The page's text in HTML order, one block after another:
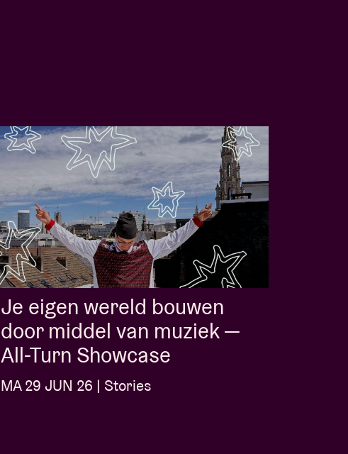
Je eigen wereld bouwen
door middel van muziek —
All-Turn Showcase
MA 29 JUN 26 | Stories